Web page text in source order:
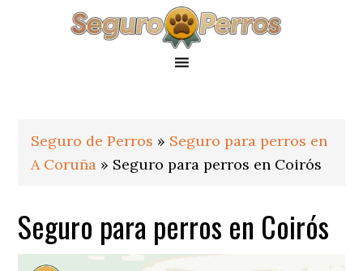
Seguro de Perros » Seguro para perros en
A Coruña » Seguro para perros en Coirós
Seguro para perros en Coirós